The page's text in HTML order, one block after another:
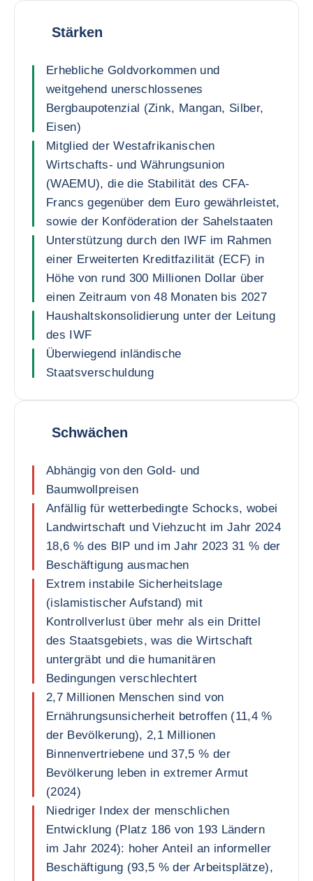
Stärken
Erhebliche Goldvorkommen und
weitgehend unerschlossenes
Bergbaupotenzial (Zink, Mangan, Silber,
Eisen)
Mitglied der Westafrikanischen
Wirtschafts- und Währungsunion
(WAEMU), die die Stabilität des CFA-
Francs gegenüber dem Euro gewährleistet,
sowie der Konföderation der Sahelstaaten
Unterstützung durch den IWF im Rahmen
einer Erweiterten Kreditfazilität (ECF) in
Höhe von rund 300 Millionen Dollar über
einen Zeitraum von 48 Monaten bis 2027
Haushaltskonsolidierung unter der Leitung
des IWF
Überwiegend inländische
Staatsverschuldung
Schwächen
Abhängig von den Gold- und
Baumwollpreisen
Anfällig für wetterbedingte Schocks, wobei
Landwirtschaft und Viehzucht im Jahr 2024
18,6 % des BIP und im Jahr 2023 31 % der
Beschäftigung ausmachen
Extrem instabile Sicherheitslage
(islamistischer Aufstand) mit
Kontrollverlust über mehr als ein Drittel
des Staatsgebiets, was die Wirtschaft
untergräbt und die humanitären
Bedingungen verschlechtert
2,7 Millionen Menschen sind von
Ernährungsunsicherheit betroffen (11,4 %
der Bevölkerung), 2,1 Millionen
Binnenvertriebene und 37,5 % der
Bevölkerung leben in extremer Armut
(2024)
Niedriger Index der menschlichen
Entwicklung (Platz 186 von 193 Ländern
im Jahr 2024): hoher Anteil an informeller
Beschäftigung (93,5 % der Arbeitsplätze),